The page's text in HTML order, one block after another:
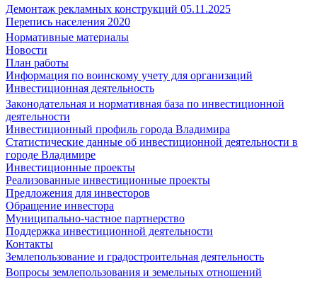
Демонтаж рекламных конструкций 05.11.2025
Перепись населения 2020
Нормативные материалы
Новости
План работы
Информация по воинскому учету для организаций
Инвестиционная деятельность
Законодательная и нормативная база по инвестиционной
деятельности
Инвестиционный профиль города Владимира
Статистические данные об инвестиционной деятельности в
городе Владимире
Инвестиционные проекты
Реализованные инвестиционные проекты
Предложения для инвесторов
Обращение инвестора
Муниципально-частное партнерство
Поддержка инвестиционной деятельности
Контакты
Землепользование и градостроительная деятельность
Вопросы землепользования и земельных отношений